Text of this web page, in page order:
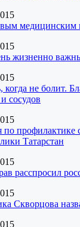
медицинским
жизненно
когда не болит.
сосудов
по профилактике
Татарстан
расспросил
Скворцова